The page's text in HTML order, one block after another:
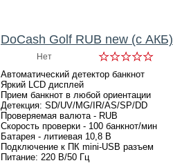
DoCash Golf RUB new (с АКБ)
Нет
Автоматический детектор банкнот
Яркий LCD дисплей
Прием банкнот в любой ориентации
Детекция: SD/UV/MG/IR/AS/SP/DD
Проверяемая валюта - RUB
Скорость проверки - 100 банкнот/мин
Батарея - литиевая 10,8 В
Подключение к ПК mini-USB разъем
Питание: 220 В/50 Гц